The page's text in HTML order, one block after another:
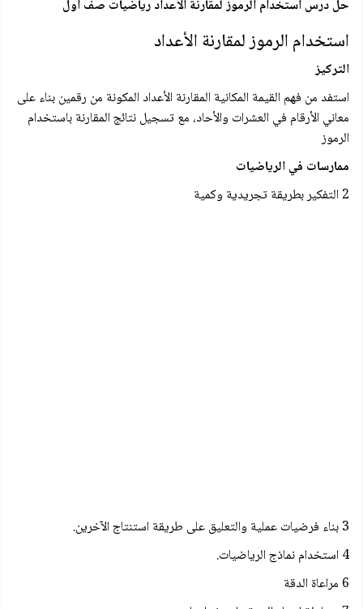
حل درس استخدام الرموز لمقارنة الأعداد رياضيات صف أول
استخدام الرموز لمقارنة الأعداد
التركيز
استفد من فهم القيمة المكانية المقارنة الأعداد المكونة من رقمين بناء على
معاني الأرقام في العشرات والأحاد، مع تسجيل نتائج المقارنة باستخدام
الرموز
ممارسات في الرياضيات
2 التفكير بطريقة تجريدية وكمية
3 بناء فرضيات عملية والتعليق على طريقة استنتاج الآخرين.
4 استخدام نماذج الرياضيات.
6 مراعاة الدقة